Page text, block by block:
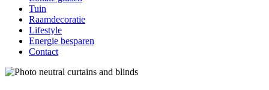
Tuin
Raamdecoratie
Lifestyle
Energie besparen
Contact